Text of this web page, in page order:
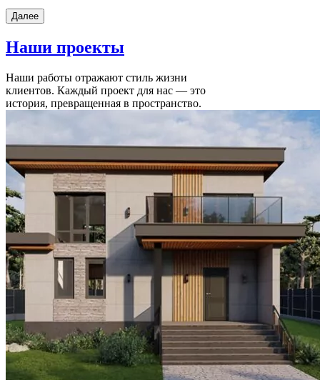
Наши проекты
Наши работы отражают стиль жизни
клиентов. Каждый проект для нас — это
история, превращенная в пространство.